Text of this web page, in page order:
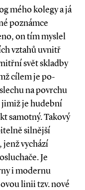
mého kolegy a já
poznámce
on tím myslel
vztahů uvnitř
svět skladby
cílem je po­­
na povrchu
jimiž je hudební
samotný. Takový
silnější
vychází
Je
i modernu
linii tzv. nové